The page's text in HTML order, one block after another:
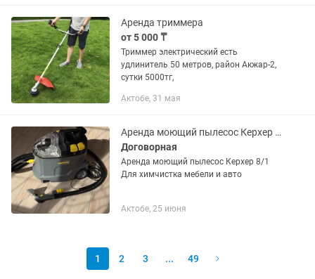
Аренда триммера
от 5 000 ₸
Триммер электрический есть
удлинитель 50 метров, район Акжар-2,
сутки 5000тг,
Актобе, 31 мая
Аренда моющий пылесос Керхер 8/1
Договорная
Аренда моющий пылесос Керхер 8/1
Для химчистка мебели и авто
Актобе, 25 июня
1 2 3 ... 49